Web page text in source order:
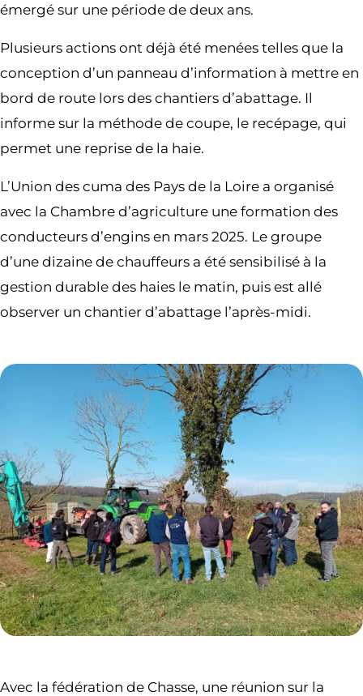
émergé sur une période de deux ans.
Plusieurs actions ont déjà été menées telles que la
conception d’un panneau d’information à mettre en
bord de route lors des chantiers d’abattage. Il
informe sur la méthode de coupe, le recépage, qui
permet une reprise de la haie.
L’Union des cuma des Pays de la Loire a organisé
avec la Chambre d’agriculture une formation des
conducteurs d’engins en mars 2025. Le groupe
d’une dizaine de chauffeurs a été sensibilisé à la
gestion durable des haies le matin, puis est allé
observer un chantier d’abattage l’après-midi.
Avec la fédération de Chasse, une réunion sur la